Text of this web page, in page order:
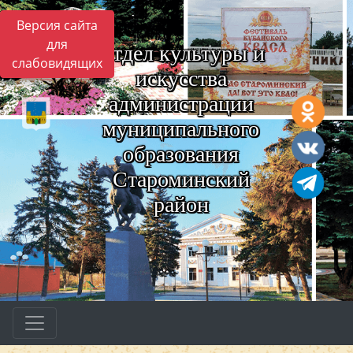
Версия сайта
для
слабовидящих Отдел культуры и
искусства
администрации
муниципального
образования
Староминский
район